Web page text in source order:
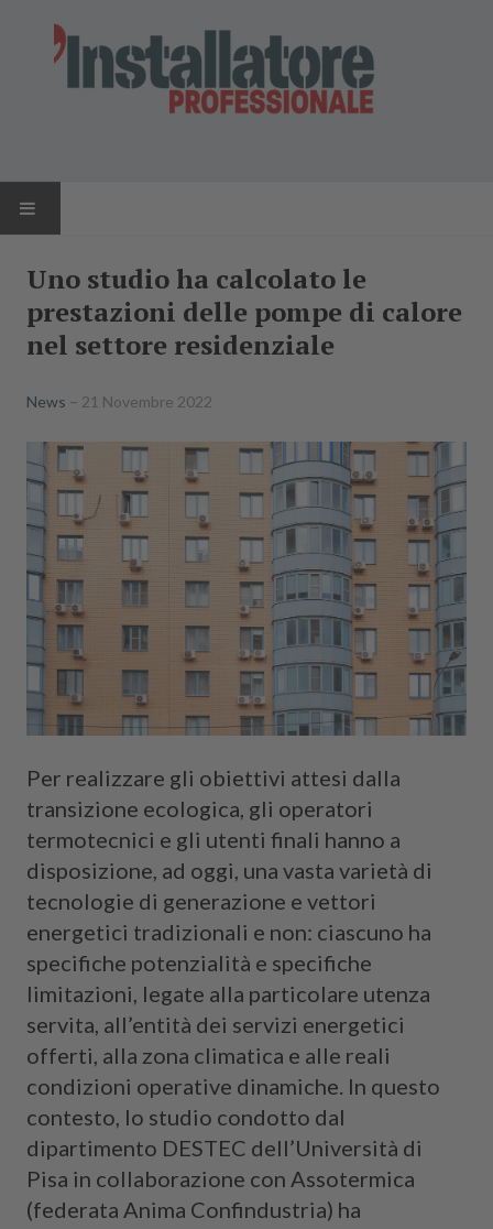
NEWS
RIVISTA
Cerca
Uno studio ha calcolato le
prestazioni delle pompe di calore
nel settore residenziale
News 21 Novembre 2022
Per realizzare gli obiettivi attesi dalla
transizione ecologica, gli operatori
termotecnici e gli utenti finali hanno a
disposizione, ad oggi, una vasta varietà di
tecnologie di generazione e vettori
energetici tradizionali e non: ciascuno ha
specifiche potenzialità e specifiche
limitazioni, legate alla particolare utenza
servita, all’entità dei servizi energetici
offerti, alla zona climatica e alle reali
condizioni operative dinamiche. In questo
contesto, lo studio condotto dal
dipartimento DESTEC dell’Università di
Pisa in collaborazione con Assotermica
(federata Anima Confindustria) ha